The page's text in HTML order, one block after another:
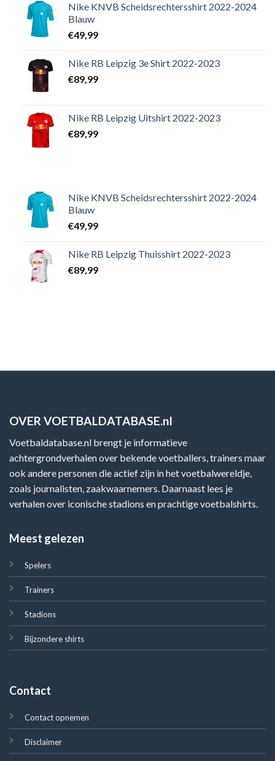
Nike KNVB Scheidsrechtersshirt 2022-2024
Blauw
€49,99
Nike RB Leipzig 3e Shirt 2022-2023
€89,99
Nike RB Leipzig Uitshirt 2022-2023
€89,99
Nike KNVB Scheidsrechtersshirt 2022-2024
Blauw
€49,99
Nike RB Leipzig Thuisshirt 2022-2023
€89,99
OVER VOETBALDATABASE.nl
Voetbaldatabase.nl brengt je informatieve
achtergrondverhalen over bekende voetballers, trainers maar
ook andere personen die actief zijn in het voetbalwereldje,
zoals journalisten, zaakwaarnemers. Daarnaast lees je
verhalen over iconische stadions en prachtige voetbalshirts.
Meest gelezen
Spelers
Trainers
Stadions
Bijzondere shirts
Contact
Contact opnemen
Disclaimer